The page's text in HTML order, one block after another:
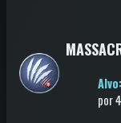
por